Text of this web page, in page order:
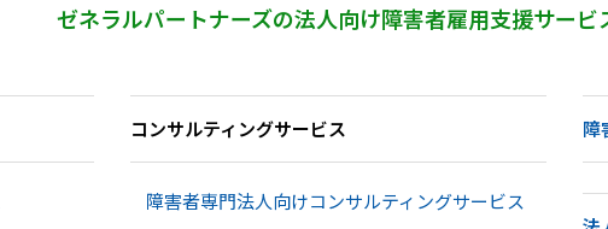
ゼネラルパートナーズの​法人向け障害者雇用支援サービ
コンサルティングサービス
障害者専門法人向けコンサルティングサービス
障